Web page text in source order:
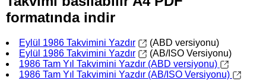
formatında indir
Eylül 1986 Takvimini Yazdır
(ABD versiyonu)
Eylül 1986 Takvimini Yazdır
(AB/ISO Versiyonu)
1986 Tam Yıl Takvimini Yazdır (ABD versiyonu)
1986 Tam Yıl Takvimini Yazdır (AB/ISO Versiyonu)